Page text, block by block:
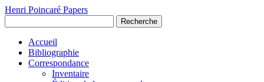
Henri Poincaré Papers
Recherche
Accueil
Bibliographie
Correspondance
Inventaire